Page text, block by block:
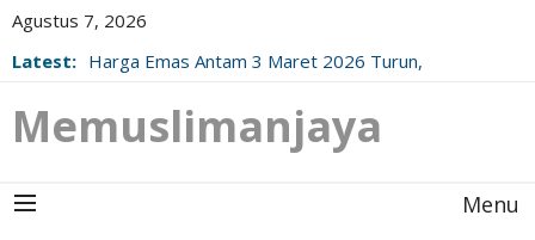
Agustus 7, 2026
Latest: Harga Emas Antam 3 Maret 2026 Turun,
Memuslimanjaya
Menu